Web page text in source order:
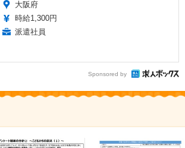
大阪府
時給1,300円
派遣社員
Sponsored by